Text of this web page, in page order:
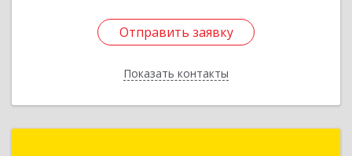
Отправить заявку
Показать контакты
Отправить заявку
Назад